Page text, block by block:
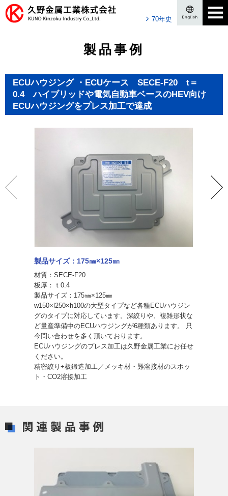
70年史
製品事例
ECUハウジング ・ECUケース SECE-F20 t＝
0.4 ハイブリッドや電気自動車ベースのHEV向け
ECUハウジングをプレス加工で達成
製品サイズ：175㎜×125㎜
材質：SECE-F20
板厚：ｔ0.4
製品サイズ：175㎜×125㎜
w150×l250×h100の大型タイプなど各種ECUハウジン
グのタイプに対応しています。深絞りや、複雑形状な
ど量産準備中のECUハウジングが6種類あります。 只
今問い合わせを多く頂いております。
ECUハウジングのプレス加工は久野金属工業にお任せ
ください。
精密絞り+板鍛造加工／メッキ材・難溶接材のスポッ
ト・CO2溶接加工